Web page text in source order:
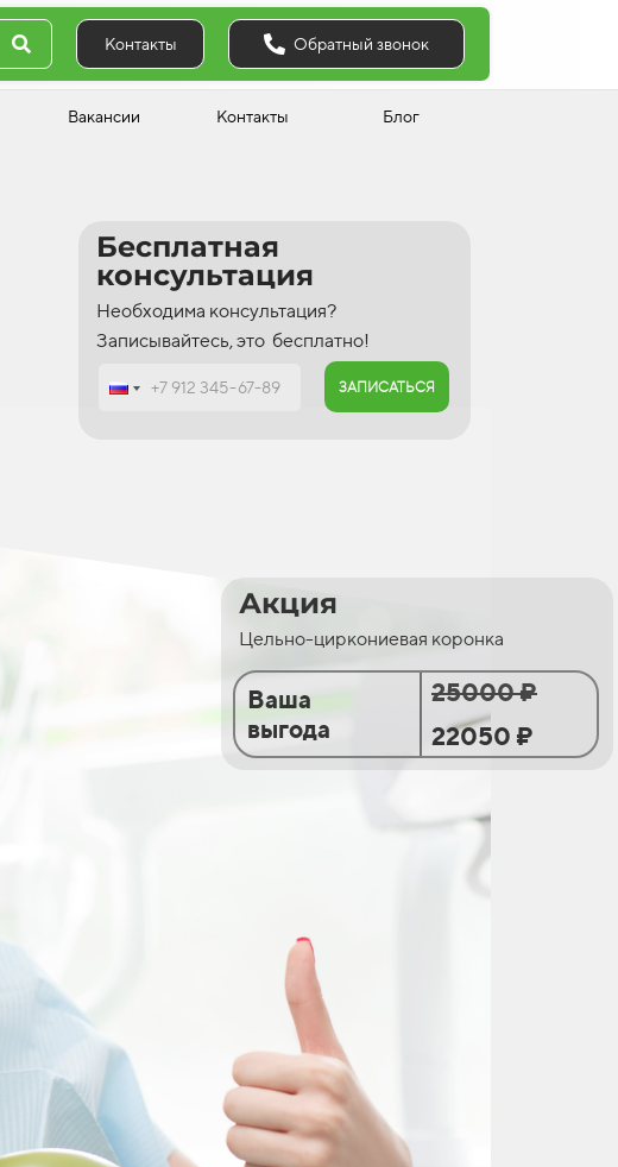
Контакты Обратный звонок
Вакансии Контакты Блог
Бесплатная
консультация
Необходима консультация?
Записывайтесь, это бесплатно!
ЗАПИСАТЬСЯ
Акция
Цельно-циркониевая коронка
Ваша
выгода
25000 ₽
22050 ₽